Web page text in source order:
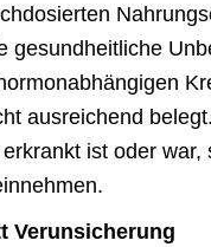
gesundheitliche
ausreichend
ist oder
Verunsicherung